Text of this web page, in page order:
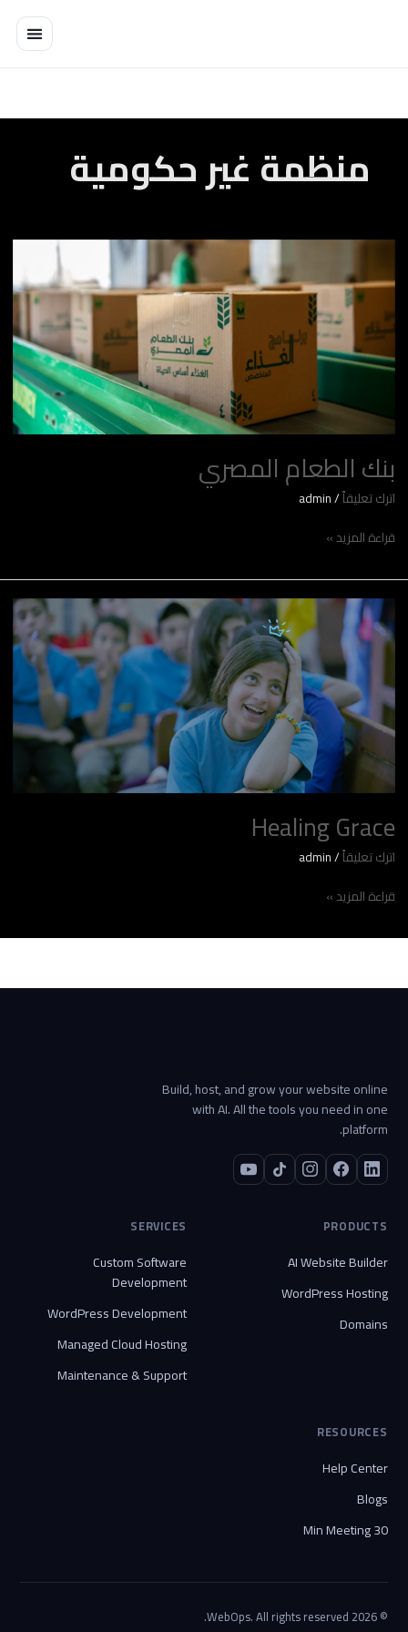
منظمة غير حكومية
بنك الطعام المصري
اترك تعليقاً/
admin
الطعام
المصري
قراءة المزيد »
Healing Grace
اترك تعليقاً/
admin
Healing
Grace
قراءة المزيد »
Build, host, and grow your website online
with AI. All the tools you need in one
platform.
PRODUCTS
AI Website Builder
WordPress Hosting
Domains
SERVICES
Custom Software
Development
WordPress Development
Managed Cloud Hosting
Maintenance & Support
RESOURCES
Help Center
Blogs
30 Min Meeting
© 2026 WebOps. All rights reserved.